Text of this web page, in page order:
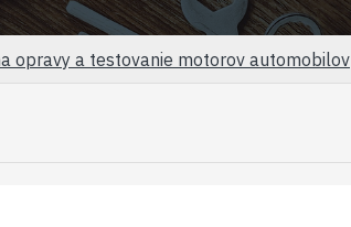
opravy a testovanie motorov automobilov